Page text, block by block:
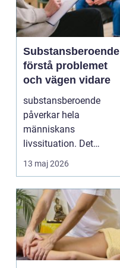
Substansberoende
förstå problemet
och vägen vidare
substansberoende
påverkar hela
människans
livssituation. Det
handlar sällan bara
om alkohol, narkoti...
13 maj 2026